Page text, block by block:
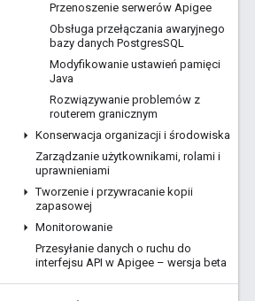
Przenoszenie serwerów Apigee
Obsługa przełączania awaryjnego
bazy danych PostgresSQL
Modyfikowanie ustawień pamięci
Java
Rozwiązywanie problemów z
routerem granicznym
Konserwacja organizacji i środowiska
Zarządzanie użytkownikami, rolami i
uprawnieniami
Tworzenie i przywracanie kopii
zapasowej
Monitorowanie
Przesyłanie danych o ruchu do
interfejsu API w Apigee – wersja beta